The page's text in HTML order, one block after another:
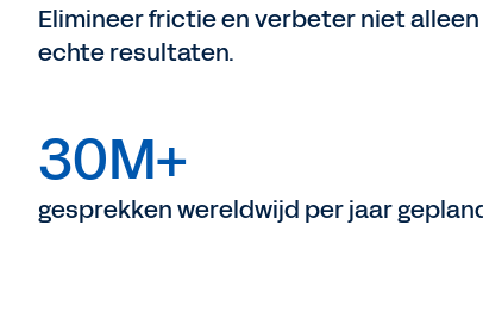
Elimineer frictie en verbeter niet
echte resultaten.
30M+
gesprekken wereldwijd per jaar